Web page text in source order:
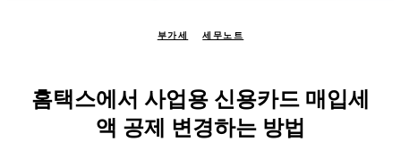
부가세 세무노트
홈택스에서 사업용 신용카드 매입세
액 공제 변경하는 방법